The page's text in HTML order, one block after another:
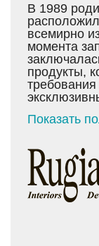
В 1989
всемирно
момента
продукты,
выпускала
стали,
года,
коллекции
Показать